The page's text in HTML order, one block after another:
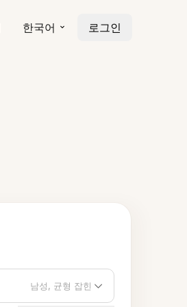
한국어 로그인
남성, 균형 잡힌